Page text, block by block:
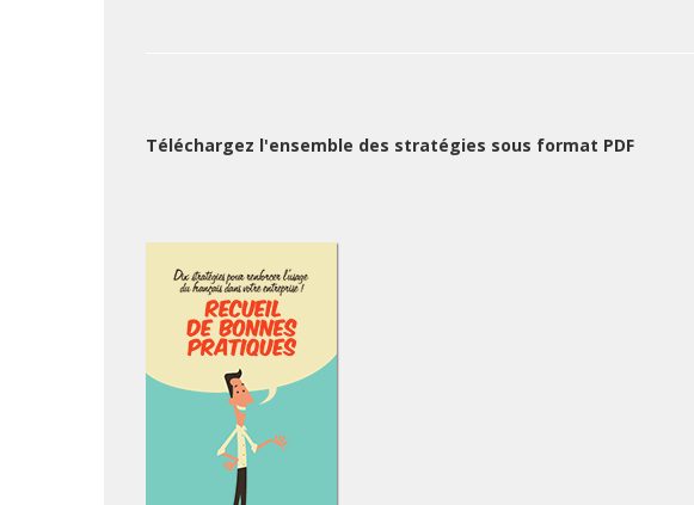
Téléchargez l'ensemble des stratégies sous format PDF